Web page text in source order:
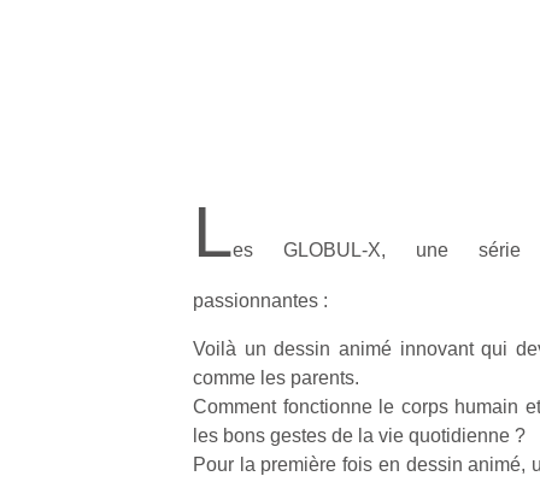
Les GLOBUL-X, une série
passionnantes :
Voilà un dessin animé innovant qui
comme les parents.
Comment fonctionne le corps humain
les bons gestes de la vie quotidienne ?
Pour la première fois en dessin animé,